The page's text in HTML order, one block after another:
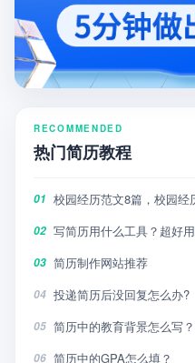
RECOMMENDED
热门简历教程
01 校园经历范文8篇，校园经
02 写简历用什么工具？超好
03 简历制作网站推荐
04 投递简历后没回复怎么办?
05 简历中的教育背景怎么写？
06 简历中的GPA怎么填？